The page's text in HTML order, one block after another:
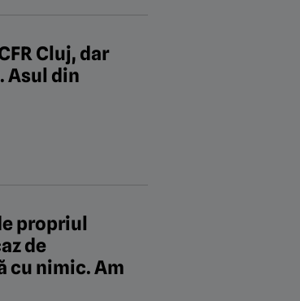
Cluj, dar
Asul din
propriul
de
cu nimic. Am